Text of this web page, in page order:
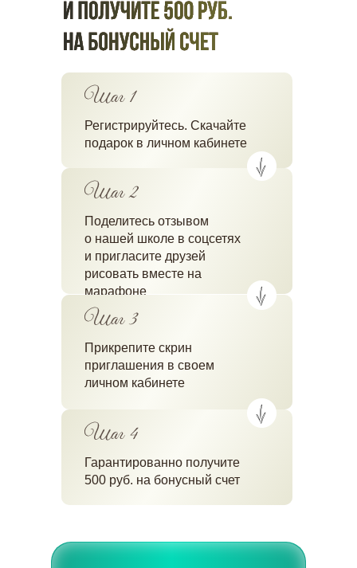
Регистрируйтесь. Скачайте
подарок в личном кабинете
Поделитесь отзывом
о нашей школе в соцсетях
и пригласите друзей
рисовать вместе на
марафоне
Прикрепите скрин
приглашения в своем
личном кабинете
Гарантированно получите
500 руб. на бонусный счет